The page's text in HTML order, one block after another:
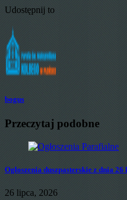
Udostępnij to
bogus
Przeczytaj podobne
Ogłoszenia duszpasterskie z dnia
26 lipca, 2026